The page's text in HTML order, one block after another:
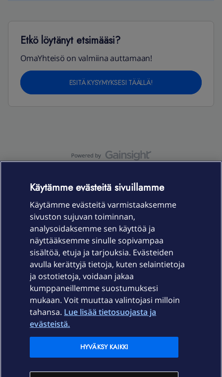
Etkö löytänyt etsimääsi?
OmaYhteisö on valmiina auttamaan!
ESITÄ KYSYMYKSESI TÄÄLLÄ!
Laitteet & liittymät
Palvelut
Ajankohtaista
Elisa Oyj
In English
Käytämme evästeitä sivuillamme
Käytämme evästeitä varmistaaksemme
sivuston sujuvan toiminnan,
analysoidaksemme sen käyttöä ja
näyttääksemme sinulle sopivampaa
sisältöä, etuja ja tarjouksia. Evästeiden
avulla kerättyjä tietoja, kuten selaintietoja
ja ostotietoja, voidaan jakaa
kumppaneillemme suostumuksesi
mukaan. Voit muuttaa valintojasi milloin
tahansa. Lue lisää tietosuojasta ja
evästeistä.
HYVÄKSY KAIKKI